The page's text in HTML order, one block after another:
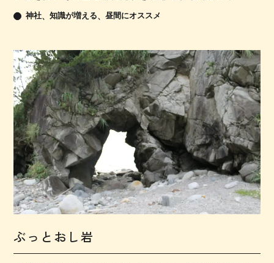
神社 知識が増える 昼間にオススメ
ぶっとおし岩